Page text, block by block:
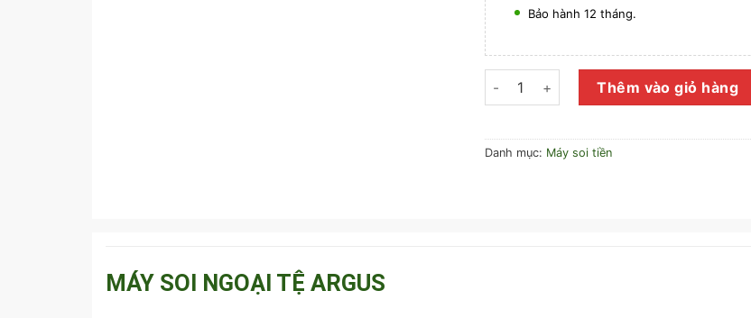
Bảo hành 12 tháng.
MÁY SOI TIỀN ARGUS số lượng
Thêm vào giỏ hàng
Danh mục: Máy soi tiền
MÁY SOI NGOẠI TỆ ARGUS